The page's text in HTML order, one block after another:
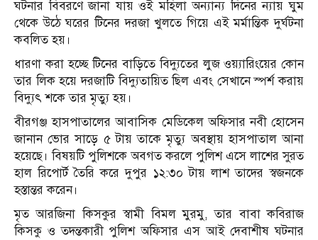
ঘটনার বিবরণে জানা যায় ওই মহিলা অন্যান্য দিনের ন্যায় ঘুম
থেকে উঠে ঘরের টিনের দরজা খুলতে গিয়ে এই মর্মান্তিক দুর্ঘটনা
কবলিত হয়।
ধারণা করা হচ্ছে টিনের বাড়িতে বিদ্যুতের লুজ ওয়্যারিংয়ের কোন
তার লিক হয়ে দরজাটি বিদ্যুতায়িত ছিল এবং সেখানে স্পর্শ করায়
বিদ্যুৎ শকে তার মৃত্যু হয়।
বীরগঞ্জ হাসপাতালের আবাসিক মেডিকেল অফিসার নবী হোসেন
জানান ভোর সাড়ে ৫ টায় তাকে মৃত্যু অবস্থায় হাসপাতাল আনা
হয়েছে। বিষয়টি পুলিশকে অবগত করলে পুলিশ এসে লাশের সুরত
হাল রিপোর্ট তৈরি করে দুপুর ১২:৩০ টায় লাশ তাদের স্বজনকে
হস্তান্তর করেন।
মৃত আরজিনা কিসকুর স্বামী বিমল মুরমু, তার বাবা কবিরাজ
কিসকু ও তদন্তকারী পুলিশ অফিসার এস আই দেবাশীষ ঘটনার